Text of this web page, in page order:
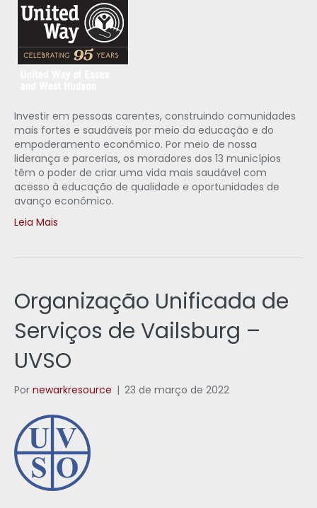
Investir em pessoas carentes, construindo comunidades
mais fortes e saudáveis por meio da educação e do
empoderamento econômico. Por meio de nossa
liderança e parcerias, os moradores dos 13 municípios
têm o poder de criar uma vida mais saudável com
acesso à educação de qualidade e oportunidades de
avanço econômico.
Leia Mais
Organização Unificada de
Serviços de Vailsburg –
UVSO
Por newarkresource | 23 de março de 2022